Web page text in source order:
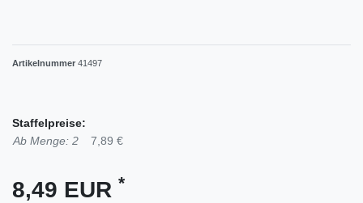
Artikelnummer 41497
Staffelpreise:
Ab Menge: 2
7,89 €
8,49 EUR *